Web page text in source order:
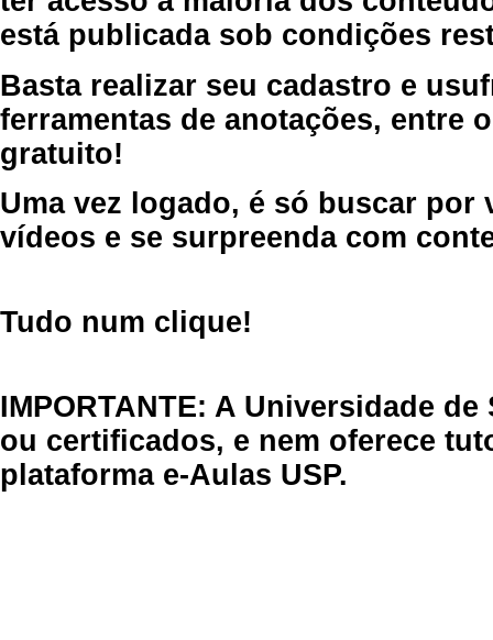
está publicada sob condições
Basta realizar seu cadastro e
ferramentas de anotações, entre
gratuito!
Uma vez logado, é só buscar por
vídeos e se surpreenda com
Tudo num clique!
IMPORTANTE: A Universidade
ou certificados, e nem oferece
plataforma e-Aulas USP.